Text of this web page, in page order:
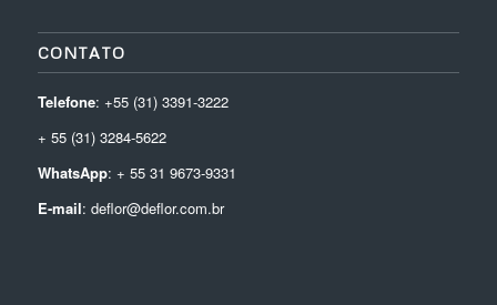
CONTATO
Telefone: +55 (31) 3391-3222
+ 55 (31) 3284-5622
WhatsApp: + 55 31 9673-9331
E-mail: deflor@deflor.com.br